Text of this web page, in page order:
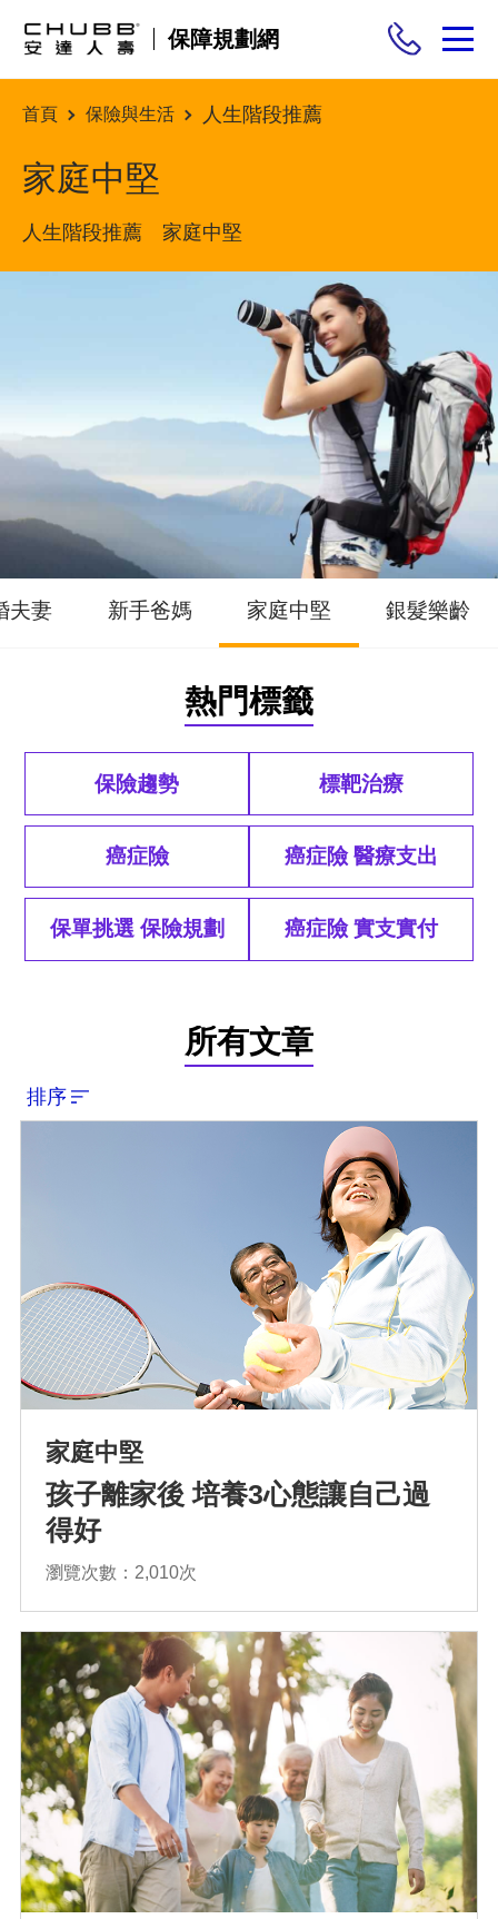
保障規劃網
保險商品
需求分析
投保與理賠
首頁 保險與生活 人生階段推薦
家庭中堅
人生階段推薦 家庭中堅
夫妻 新手爸媽 家庭中堅 銀髮樂齡
熱門標籤
保險趨勢 標靶治療
癌症險 癌症險 醫療支出
保單挑選 保險規劃 癌症險 實支實付
所有文章
排序
家庭中堅
孩子離家後 培養3心態讓自己過
得好
瀏覽次數：2,010次